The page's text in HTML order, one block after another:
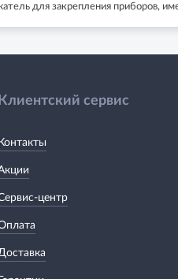
для закрепления приборов,
Клиентский сервис
Контакты
центр